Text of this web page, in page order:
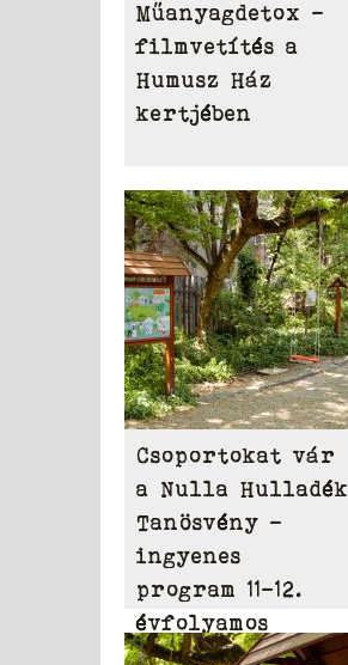
Műanyagdetox -
filmvetítés a
Humusz Ház
kertjében
Csoportokat vár
a Nulla Hulladék
Tanösvény –
ingyenes
program 11-12.
évfolyamos
diákoknak